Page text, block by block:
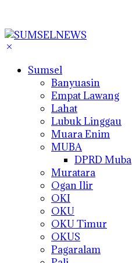
Sumsel
Banyuasin
Empat Lawang
Lahat
Lubuk Linggau
Muara Enim
MUBA
DPRD Muba
Muratara
Ogan Ilir
OKI
OKU
OKU Timur
OKUS
Pagaralam